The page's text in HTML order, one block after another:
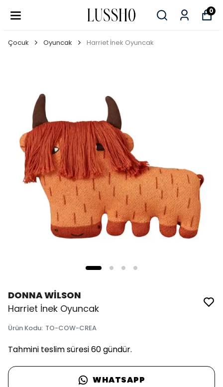
0
Çocuk Oyuncak Harriet İnek Oyuncak
DONNA WİLSON
Harriet İnek Oyuncak
Ürün Kodu: TO-COW-CREA
Tahmini teslim süresi 60 gündür.
WHATSAPP